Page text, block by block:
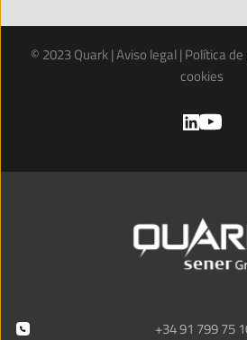
© 2023 Quark | Aviso legal | Política
cookies
+34 91 799 75